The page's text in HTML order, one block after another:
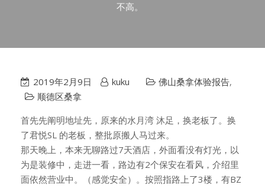
不高。
2019年2月9日 kuku 佛山桑拿体验报告,
顺德区桑拿
首先先阐明地址先，原来的水月湾 沐足，换老板了。换
了君悦SL 的老板，整批原搬人马过来。
那天晚上，本来无聊路过7天酒店，外面看没有灯光，以
为是装修中，走进一看，路边有2个保安在看风，介绍里
面依然营业中。（感觉安全）。按照指路上了3楼，有BZ